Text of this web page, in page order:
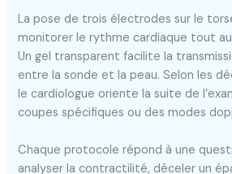
La pose de trois électrodes sur le
monitorer le rythme cardiaque tout au
Un gel transparent facilite la
entre la sonde et la peau. Selon les
le cardiologue oriente la suite de
coupes spécifiques ou des modes
Chaque protocole répond à une
analyser la contractilité, déceler un